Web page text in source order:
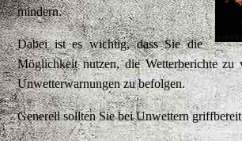
mindern.
Dabei ist es wichtig, dass Sie die
Möglichkeit nutzen, die Wetterberichte zu
Unwetterwarnungen zu befolgen.
Generell sollten Sie bei Unwettern